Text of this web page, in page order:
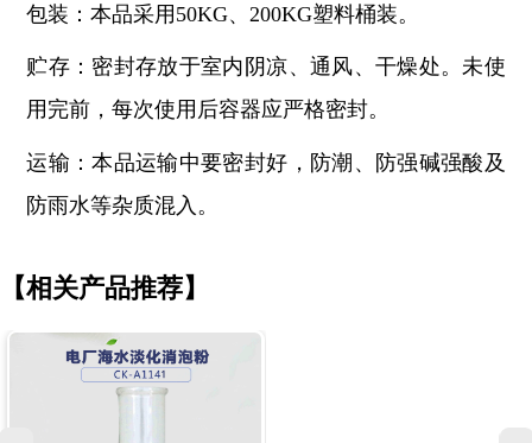
包装：本品采用50KG、200KG塑料桶装。
贮存：密封存放于室内阴凉、通风、干燥处。未使
用完前，每次使用后容器应严格密封。
运输：本品运输中要密封好，防潮、防强碱强酸及
防雨水等杂质混入。
【相关产品推荐】